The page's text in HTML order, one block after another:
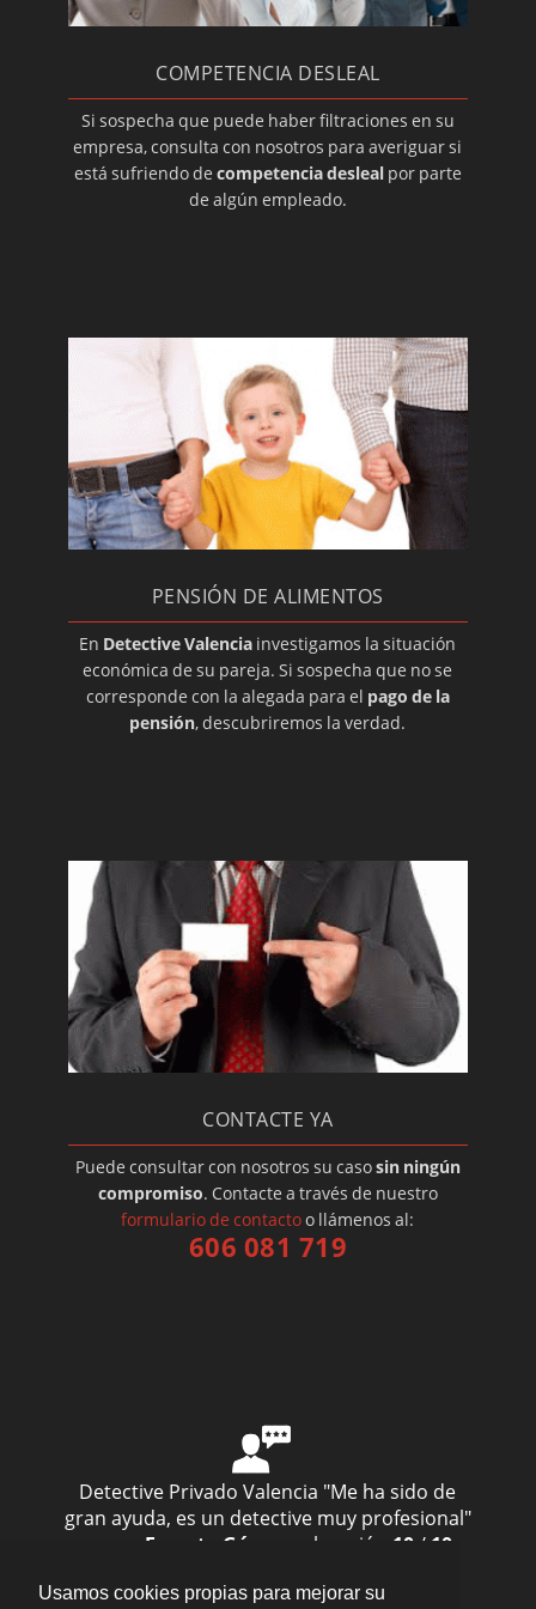
Usamos cookies propias para mejorar su
No ocupación de la vivienda
Investigaciones inmobiliarias
Montaje de circuitos cerrados de TV
Detectives: autenticidad de firmas
Investigación privada para particulares
Investigar casos de competencia desleal
¿Por qué contratar a un detective privado?
Divorcio contencioso: investigadores
privados
Investigadores en Valencia
Profesión del detective privado
Que es un convenio regulador.
COMPETENCIA DESLEAL
Si sospecha que puede haber filtraciones en su
empresa, consulta con nosotros para averiguar si
está sufriendo de competencia deslealpor parte
de algún empleado.
PENSIÓN DE ALIMENTOS
En Detective Valencia investigamos la situación
económica de su pareja. Si sospecha que no se
corresponde con la alegada para el pago de la
pensión, descubriremos la verdad.
CONTACTE YA
Puede consultar con nosotros su casosin ningún
compromiso. Contacte a través de nuestro
formulario de contactoo llámenos al:
606 081 719
Detective Privado Valencia "Me ha sido de
gran ayuda, es un detective muy profesional"
Ernesto Gómez valoración 10 / 10